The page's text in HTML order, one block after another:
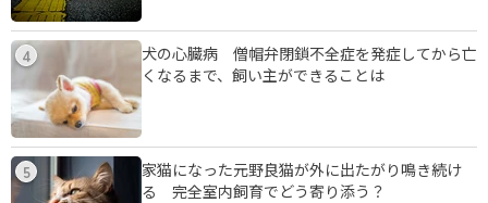
4
犬の心臓病 僧帽弁閉鎖不全症を発症してから亡
くなるまで、飼い主ができることは
5
家猫になった元野良猫が外に出たがり鳴き続け
る 完全室内飼育でどう寄り添う？